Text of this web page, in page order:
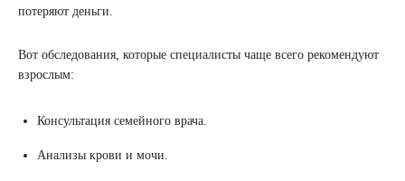
потеряют деньги.
Вот обследования, которые специалисты чаще всего рекомендуют
взрослым:
Консультация семейного врача.
Анализы крови и мочи.